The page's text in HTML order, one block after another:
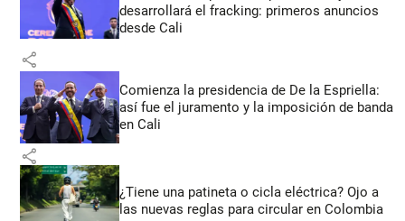
desarrollará el fracking: primeros anuncios
desde Cali
share
Comienza la presidencia de De la Espriella:
así fue el juramento y la imposición de banda
en Cali
share
¿Tiene una patineta o cicla eléctrica? Ojo a
las nuevas reglas para circular en Colombia